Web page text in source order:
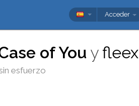
Acceder
of You yfleex
esfuerzo